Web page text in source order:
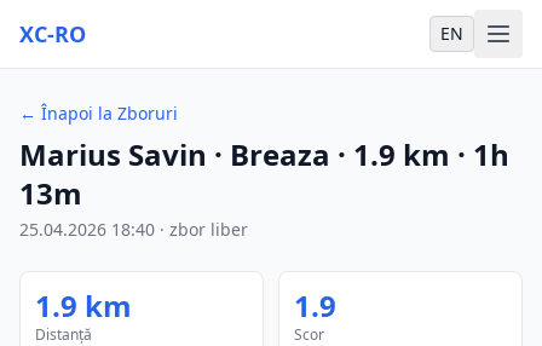
XC-RO EN
← Înapoi la Zboruri
Marius Savin · Breaza · 1.9 km · 1h
13m
25.04.2026 18:40 · zbor liber
1.9 km
Distanță
1.9
Scor